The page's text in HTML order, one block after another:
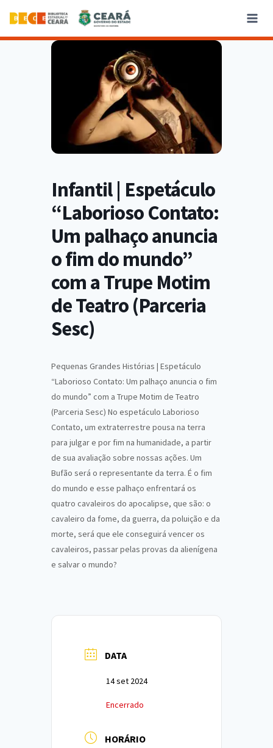
Infantil | Espetáculo
“Laborioso Contato:
Um palhaço anuncia
o fim do mundo”
com a Trupe Motim
de Teatro (Parceria
Sesc)
Pequenas Grandes Histórias | Espetáculo
“Laborioso Contato: Um palhaço anuncia o fim
do mundo” com a Trupe Motim de Teatro
(Parceria Sesc) No espetáculo Laborioso
Contato, um extraterrestre pousa na terra
para julgar e por fim na humanidade, a partir
de sua avaliação sobre nossas ações. Um
Bufão será o representante da terra. É o fim
do mundo e esse palhaço enfrentará os
quatro cavaleiros do apocalipse, que são: o
cavaleiro da fome, da guerra, da poluição e da
morte, será que ele conseguirá vencer os
cavaleiros, passar pelas provas da alienígena
e salvar o mundo?
DATA
14 set 2024
Encerrado
HORÁRIO